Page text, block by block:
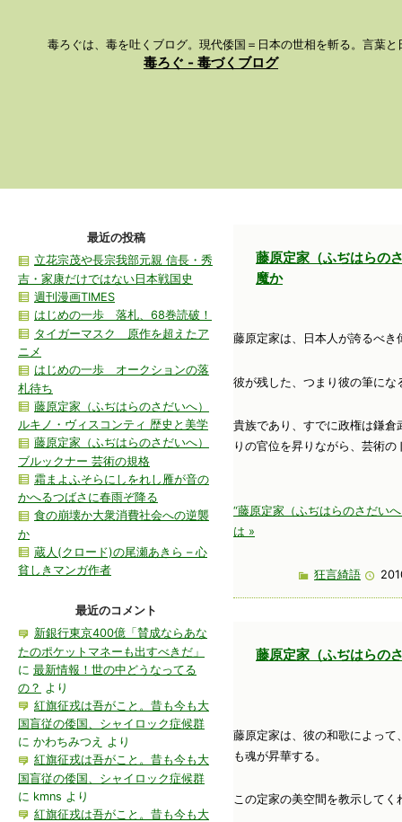
毒ろぐは、毒を吐くブログ。現代倭国＝日本の世相を斬る。言葉
毒ろぐ - 毒づくブログ
藤原定家（ふぢはらの
魔か
藤原定家は、日本人が誇るべき
彼が残した、つまり彼の筆に
貴族であり、すでに政権は鎌
りの官位を昇りながら、芸術
“藤原定家（ふぢはらのさだい
は »
狂言綺語
藤原定家（ふぢはらの
藤原定家は、彼の和歌によっ
も魂が昇華する。
この定家の美空間を教示して
最近の投稿
立花宗茂や長宗我部元親 信長・秀
吉・家康だけではない日本戦国史
週刊漫画TIMES
はじめの一歩 落札、68巻読破！
タイガーマスク 原作を超えたア
ニメ
はじめの一歩 オークションの落
札待ち
藤原定家（ふぢはらのさだいへ）
ルキノ・ヴィスコンティ 歴史と美学
藤原定家（ふぢはらのさだいへ）
ブルックナー 芸術の規格
霜まよふそらにしをれし雁が音の
かへるつばさに春雨ぞ降る
食の崩壊か大衆消費社会への逆襲
か
蔵人(クロード)の尾瀬あきら – 心
貧しきマンガ作者
最近のコメント
新銀行東京400億「賛成ならあな
たのポケットマネーも出すべきだ」
に 最新情報！世の中どうなってる
の？ より
紅旗征戎は吾がこと。昔も今も大
国盲従の倭国、シャイロック症候群
に かわちみつえ より
紅旗征戎は吾がこと。昔も今も大
国盲従の倭国、シャイロック症候群
に kmns より
紅旗征戎は吾がこと。昔も今も大